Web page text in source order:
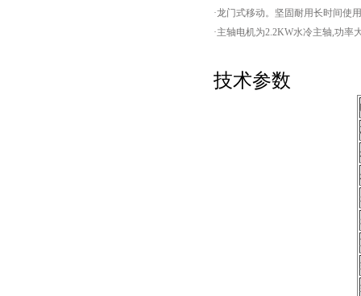
·龙门式移动。坚固耐用长时间使
·主轴电机为2.2KW水冷主轴,功率
技术参数